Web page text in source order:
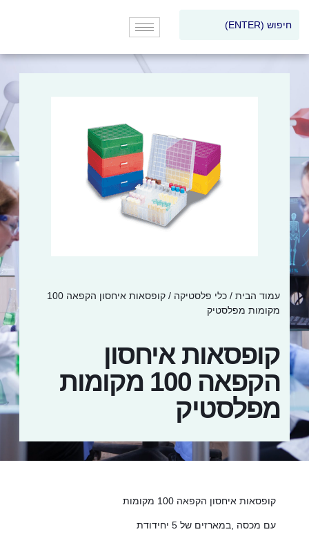
עמוד הבית / כלי פלסטיקה
/ קופסאות איחסון הקפאה 100
מקומות מפלסטיק
קופסאות איחסון
הקפאה 100 מקומות
מפלסטיק
קופסאות איחסון הקפאה 100 מקומות
עם מכסה ,במארזים של 5 יחידודת